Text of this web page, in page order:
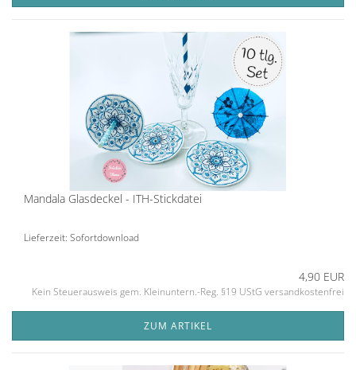
Mandala Glasdeckel - ITH-Stickdatei
Lieferzeit: Sofortdownload
4,90 EUR
Kein Steuerausweis gem. Kleinuntern.-Reg. §19 UStG versandkostenfrei
ZUM ARTIKEL